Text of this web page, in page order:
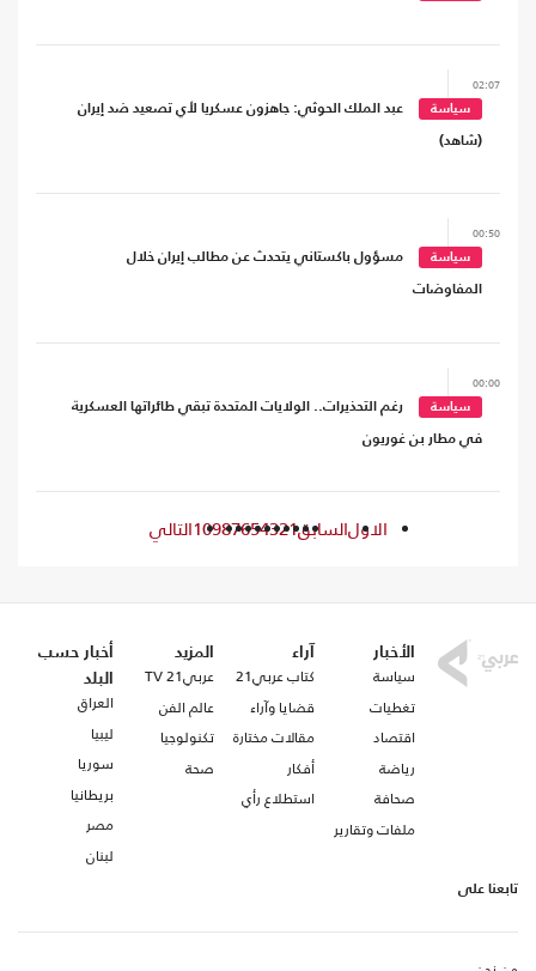
02:07
سياسة عبد الملك الحوثي: جاهزون عسكريا لأي تصعيد ضد إيران
(شاهد)
00:50
سياسة مسؤول باكستاني يتحدث عن مطالب إيران خلال
المفاوضات
00:00
سياسة رغم التحذيرات.. الولايات المتحدة تبقي طائراتها العسكرية
في مطار بن غوريون
الاولالسابق1
2
3
4
5
6
7
8
9
10التالي
الأخبار
سياسة
تغطيات
اقتصاد
رياضة
صحافة
ملفات وتقارير
آراء
كتاب عربي21
قضايا وآراء
مقالات مختارة
أفكار
استطلاع رأي
المزيد
عربي21 TV
عالم الفن
تكنولوجيا
صحة
أخبار حسب
البلد
العراق
ليبيا
سوريا
بريطانيا
مصر
لبنان
تابعنا على